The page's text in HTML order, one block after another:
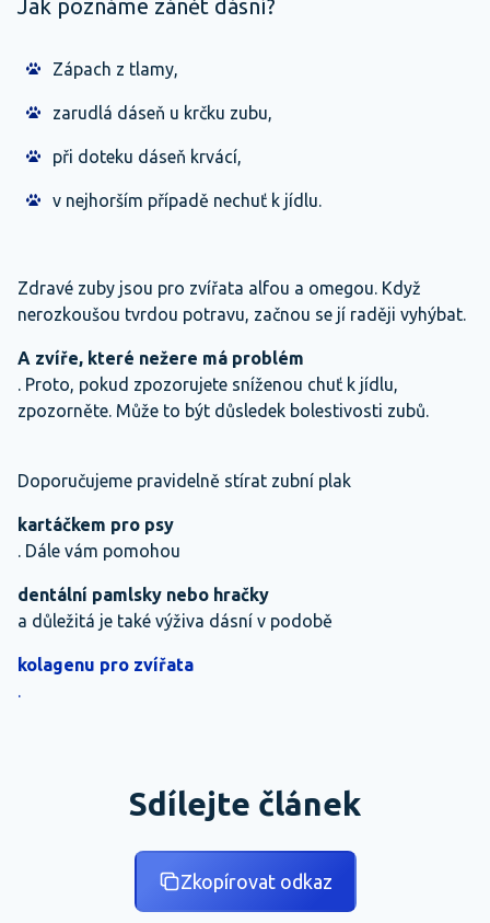
Jak poznáme zánět dásní?
Zápach z tlamy,
zarudlá dáseň u krčku zubu,
při doteku dáseň krvácí,
v nejhorším případě nechuť k jídlu.
Zdravé zuby jsou pro zvířata alfou a omegou. Když
nerozkoušou tvrdou potravu, začnou se jí raději vyhýbat.
A zvíře, které nežere má problém
. Proto, pokud zpozorujete sníženou chuť k jídlu,
zpozorněte. Může to být důsledek bolestivosti zubů.
Doporučujeme pravidelně stírat zubní plak
kartáčkem pro psy
. Dále vám pomohou
dentální pamlsky nebo hračky
a důležitá je také výživa dásní v podobě
kolagenu pro zvířata
.
Sdílejte článek
Zkopírovat odkaz